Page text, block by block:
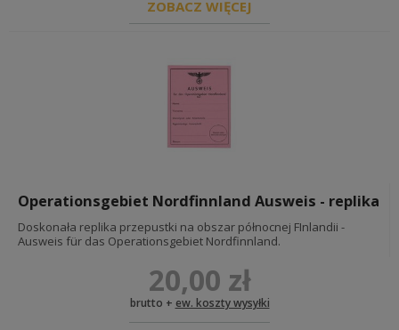
ZOBACZ WIĘCEJ
Operationsgebiet Nordfinnland Ausweis - replika
Doskonała replika przepustki na obszar północnej FInlandii -
Ausweis für das Operationsgebiet Nordfinnland.
20,00 zł
brutto + ew. koszty wysyłki